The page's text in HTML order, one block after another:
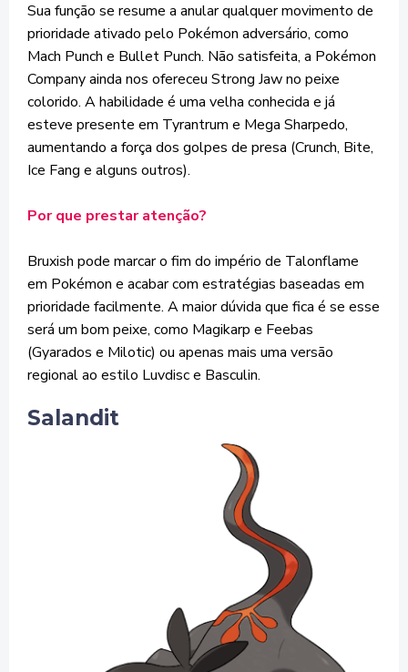
Sua função se resume a anular qualquer movimento de
prioridade ativado pelo Pokémon adversário, como
Mach Punch e Bullet Punch. Não satisfeita, a Pokémon
Company ainda nos ofereceu Strong Jaw no peixe
colorido. A habilidade é uma velha conhecida e já
esteve presente em Tyrantrum e Mega Sharpedo,
aumentando a força dos golpes de presa (Crunch, Bite,
Ice Fang e alguns outros).
Por que prestar atenção?
Bruxish pode marcar o fim do império de Talonflame
em Pokémon e acabar com estratégias baseadas em
prioridade facilmente. A maior dúvida que fica é se esse
será um bom peixe, como Magikarp e Feebas
(Gyarados e Milotic) ou apenas mais uma versão
regional ao estilo Luvdisc e Basculin.
Salandit